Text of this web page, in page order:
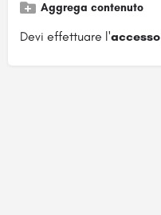
Aggrega contenuto
Devi effettuare l'accesso